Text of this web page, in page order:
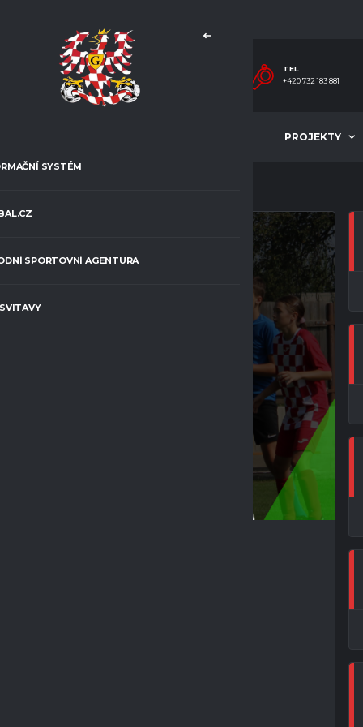
TEL.
+420 732 183 881
PROJEKTY
SYSTÉM
SPORTOVNÍ AGENTURA
–
8 : 3 (7:1)
Křivánek, Bohuš, Janáčková, Komárková,